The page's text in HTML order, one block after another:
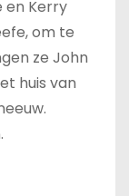
en Kerry
om te
ze John
huis van